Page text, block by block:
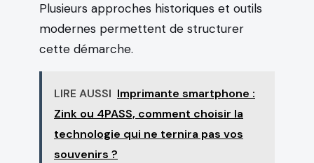
Plusieurs approches historiques et outils
modernes permettent de structurer
cette démarche.
LIRE AUSSI Imprimante smartphone :
Zink ou 4PASS, comment choisir la
technologie qui ne ternira pas vos
souvenirs ?